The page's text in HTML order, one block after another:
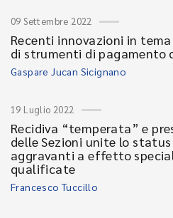
09 Settembre 2022
Recenti innovazioni in
di strumenti di pagamento
Gaspare Jucan Sicignano
19 Luglio 2022
Recidiva “temperata” e
delle Sezioni unite lo
aggravanti a effetto
qualificate
Francesco Tuccillo